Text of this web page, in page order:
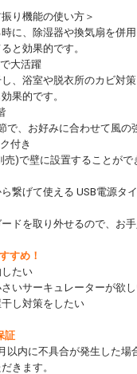
り機能の使い方＞
に、除湿器や換気扇を併
と効果的です。
大活躍
、浴室や脱衣所のカビ対
果的です。
で、お好みに合わせて風の
付き
)で壁に設置することがで
繋げて使える USB電源タイ
ドを取り外せるので、お手
すめ！
たい
いサーキュレーターが欲
し対策をしたい
証
以内に不具合が発生した場
きます。